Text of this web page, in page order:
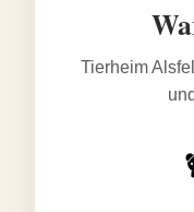
Tierheim